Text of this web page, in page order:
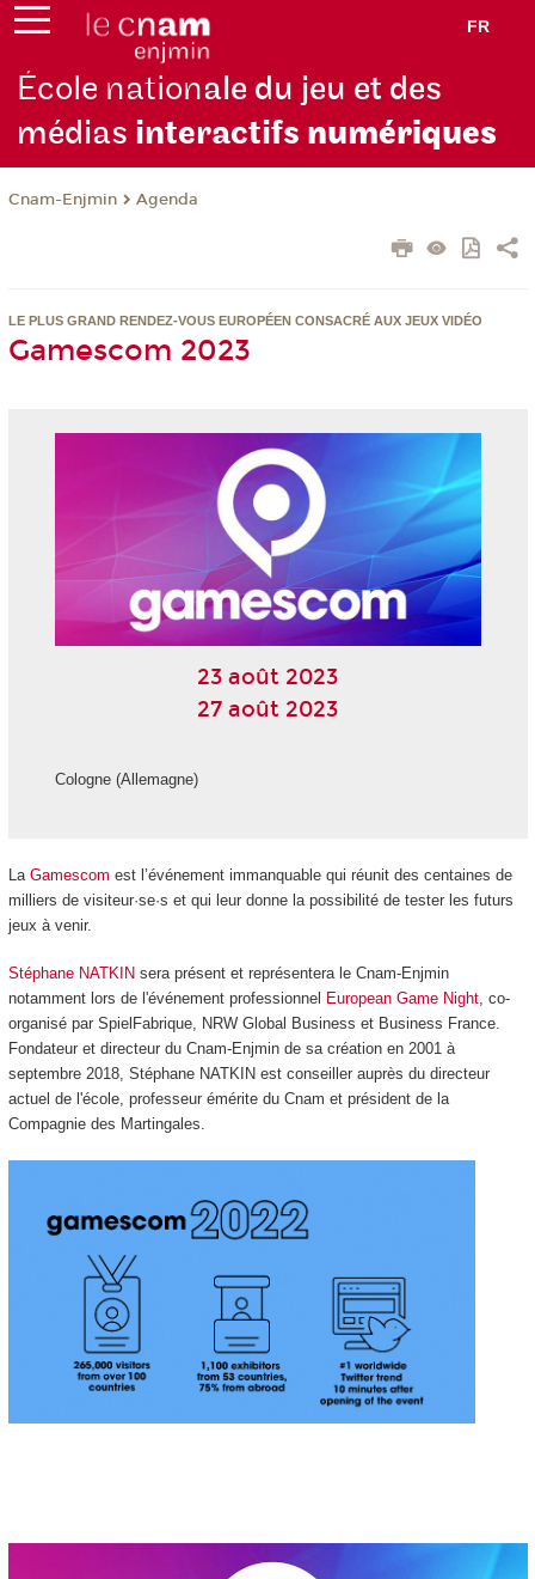
FR
École nationale du jeu et des
médias interactifs numériques
Cnam-Enjmin Agenda
LE PLUS GRAND RENDEZ-VOUS EUROPÉEN CONSACRÉ AUX JEUX VIDÉO
Gamescom 2023
23 août 2023
27 août 2023
Cologne (Allemagne)
La Gamescom est l’événement immanquable qui réunit des centaines de
milliers de visiteur·se·s et qui leur donne la possibilité de tester les futurs
jeux à venir.
Stéphane NATKIN sera présent et représentera le Cnam-Enjmin
notamment lors de l'événement professionnel European Game Night, co-
organisé par SpielFabrique, NRW Global Business et Business France.
Fondateur et directeur du Cnam-Enjmin de sa création en 2001 à
septembre 2018, Stéphane NATKIN est conseiller auprès du directeur
actuel de l'école, professeur émérite du Cnam et président de la
Compagnie des Martingales.